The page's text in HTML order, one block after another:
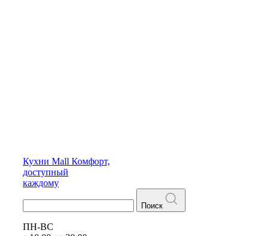
Кухни Mall Комфорт,
доступный
каждому
Поиск
ПН-ВС